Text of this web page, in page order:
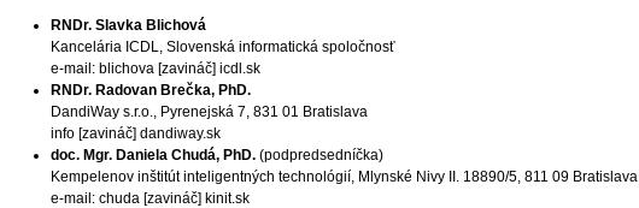
RNDr. Slavka Blichová
Kancelária ICDL, Slovenská informatická spoločnosť
e-mail: blichova [zavináč] icdl.sk
RNDr. Radovan Brečka, PhD.
DandiWay s.r.o., Pyrenejská 7, 831 01 Bratislava
info [zavináč] dandiway.sk
doc. Mgr. Daniela Chudá, PhD. (podpredsedníčka)
Kempelenov inštitút inteligentných technológií, Mlynské Nivy II. 18890/5, 811 09 Bratislava
e-mail: chuda [zavináč] kinit.sk